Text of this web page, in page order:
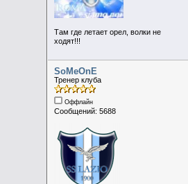
Там где летает орел, волки не
ходят!!!
SoMeOnE
Тренер клуба
Оффлайн
Сообщений: 5688